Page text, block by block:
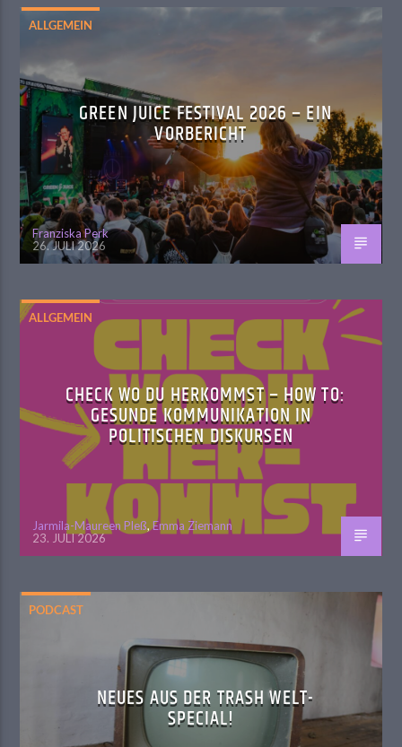
ALLGEMEIN
GREEN JUICE FESTIVAL 2026 – EIN
VORBERICHT
Franziska Perk
26. JULI 2026
ALLGEMEIN
CHECK WO DU HERKOMMST – HOW TO:
GESUNDE KOMMUNIKATION IN
POLITISCHEN DISKURSEN
Jarmila-Maureen Pleß,Emma Ziemann
23. JULI 2026
PODCAST
NEUES AUS DER TRASH WELT-
SPECIAL!